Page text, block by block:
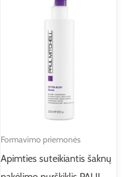
Formavimo priemonės
Apimties suteikiantis šaknų